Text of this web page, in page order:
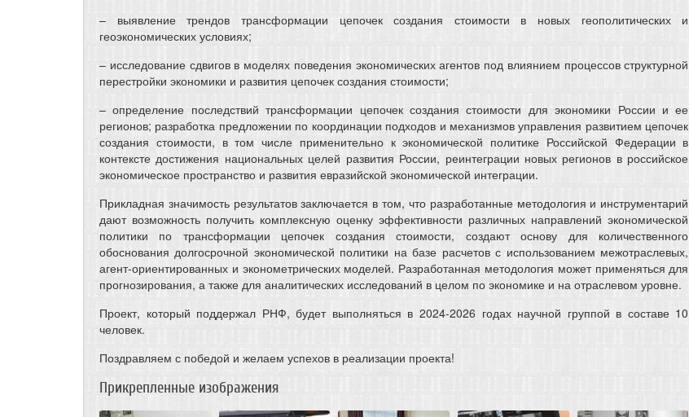
– выявление трендов трансформации цепочек создания стоимости в новых геополитических и
геоэкономических условиях;
– исследование сдвигов в моделях поведения экономических агентов под влиянием процессов структурной
перестройки экономики и развития цепочек создания стоимости;
– определение последствий трансформации цепочек создания стоимости для экономики России и ее
регионов; разработка предложении по координации подходов и механизмов управления развитием цепочек
создания стоимости, в том числе применительно к экономической политике Российской Федерации в
контексте достижения национальных целей развития России, реинтеграции новых регионов в российское
экономическое пространство и развития евразийской экономической интеграции.
Прикладная значимость результатов заключается в том, что разработанные методология и инструментарий
дают возможность получить комплексную оценку эффективности различных направлений экономической
политики по трансформации цепочек создания стоимости, создают основу для количественного
обоснования долгосрочной экономической политики на базе расчетов с использованием межотраслевых,
агент-ориентированных и эконометрических моделей. Разработанная методология может применяться для
прогнозирования, а также для аналитических исследований в целом по экономике и на отраслевом уровне.
Проект, который поддержал РНФ, будет выполняться в 2024-2026 годах научной группой в составе 10
человек.
Поздравляем с победой и желаем успехов в реализации проекта!
Прикрепленные изображения